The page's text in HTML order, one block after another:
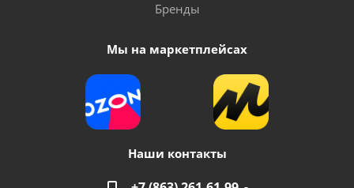
Бренды
Мы на маркетплейсах
Наши контакты